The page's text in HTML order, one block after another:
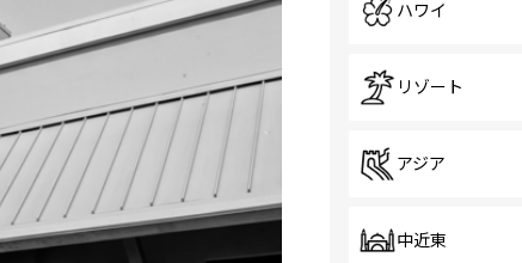
ハワイ
リゾート
アジア
中近東